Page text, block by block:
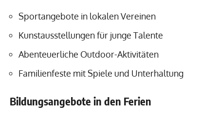
Sportangebote in lokalen Vereinen
Kunstausstellungen für junge Talente
Abenteuerliche Outdoor-Aktivitäten
Familienfeste mit Spiele und Unterhaltung
Bildungsangebote in den Ferien